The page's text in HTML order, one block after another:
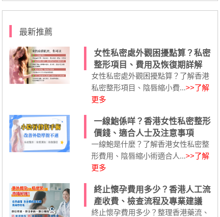
最新推薦
女性私密處外觀困擾點算？私密
整形項目、費用及恢復期詳解
女性私密處外觀困擾點算？了解香港
私密整形項目、陰唇縮小費...>>了解
更多
一線鮑係咩？香港女性私密整形
價錢、適合人士及注意事項
一線鮑是什麼？了解香港女性私密整
形費用、陰唇縮小術適合人...>>了解
更多
終止懷孕費用多少？香港人工流
產收費、檢查流程及專業建議
終止懷孕費用多少？整理香港藥流、